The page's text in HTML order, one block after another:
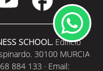
SCHOOL. Edificio
30100 MURCIA
884 133 · Email: